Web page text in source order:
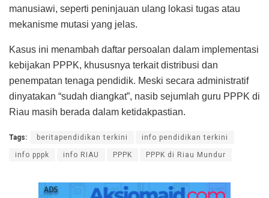
manusiawi, seperti peninjauan ulang lokasi tugas atau
mekanisme mutasi yang jelas.
Kasus ini menambah daftar persoalan dalam implementasi
kebijakan PPPK, khususnya terkait distribusi dan
penempatan tenaga pendidik. Meski secara administratif
dinyatakan “sudah diangkat”, nasib sejumlah guru PPPK di
Riau masih berada dalam ketidakpastian.
Tags: beritapendidikan terkini info pendidikan terkini
info pppk info RIAU PPPK PPPK di Riau Mundur